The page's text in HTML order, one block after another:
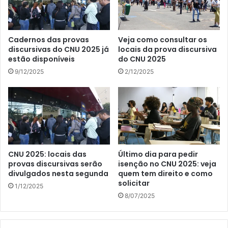
Cadernos das provas
discursivas do CNU 2025 já
estão disponíveis
9/12/2025
Veja como consultar os
locais da prova discursiva
do CNU 2025
2/12/2025
CNU 2025: locais das
provas discursivas serão
divulgados nesta segunda
1/12/2025
Último dia para pedir
isenção no CNU 2025: veja
quem tem direito e como
solicitar
8/07/2025